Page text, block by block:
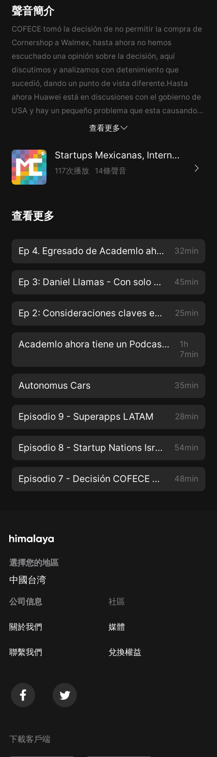
聲音簡介
COFECE tomó la decisión de no permitir la compra de
Cornershop a Walmex, hasta ahora no hemos
escuchado una opinión sobre la decisión, aquí
discutimos y analizamos con detenimiento que
sucedió, dando un punto de vista diferente.Hasta
ahora Huawei está en discusiones con el gobierno de
USA y hay un pequeño problema que esta causando
mucha revuelta, especialmente en Washington,
esto afecta su relación comercial con USA? This is a
public episode. If you would like to discuss this with
other subscribers or get access to bonus episodes,
查看更多
Startups Mexicanas, Internacionales y emprendimiento
117次播放 14條聲音
查看更多
Ep 4. Egresado de Academlo ahora trabaja como programador Python - Nicolas Rondon 32min
Ep 3: Daniel Llamas - Con solo 19 años co-fundó su startup Nivélate 45min
Ep 2: Consideraciones claves en tu aprendizaje como programador 25min
Academlo ahora tiene un Podcast: MexCrunch - Platicamos acerca de startups en LatAm, tecnología, y programación
1h
7min
Autonomus Cars 35min
Episodio 9 - Superapps LATAM 28min
Episodio 8 - Startup Nations Isreal 54min
Episodio 7 - Decisión COFECE y ¿A quién le pertenece Huawei? ¿Porqué importa? 48min
選擇您的地區
中國台湾
公司信息
關於我們
聯繫我們
社區
媒體
兌換權益
下載客戶端